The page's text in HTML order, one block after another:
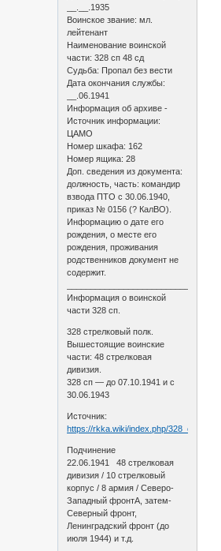
__.__.1935
Воинское звание: мл.
лейтенант
Наименование воинской
части: 328 сп 48 сд
Судьба: Пропал без вести
Дата окончания службы:
__.06.1941
Информация об архиве -
Источник информации:
ЦАМО
Номер шкафа: 162
Номер ящика: 28
Доп. сведения из документа:
должность, часть: командир
взвода ПТО с 30.06.1940,
приказ № 0156 (? КалВО).
Информацию о дате его
рождения, о месте его
рождения, проживания
родственников документ не
содержит.
Информация о воинской
части 328 сп.
328 стрелковый полк.
Вышестоящие воинские
части: 48 стрелковая
дивизия.
328 сп — до 07.10.1941 и с
30.06.1943
Источник:
https://rkka.wiki/index.php/
Подчинение
22.06.1941 48 стрелковая
дивизия / 10 стрелковый
корпус / 8 армия / Северо-
Западный фронтА, затем-
Северный фронт,
Ленинградский фронт (до
июля 1944) и т.д.